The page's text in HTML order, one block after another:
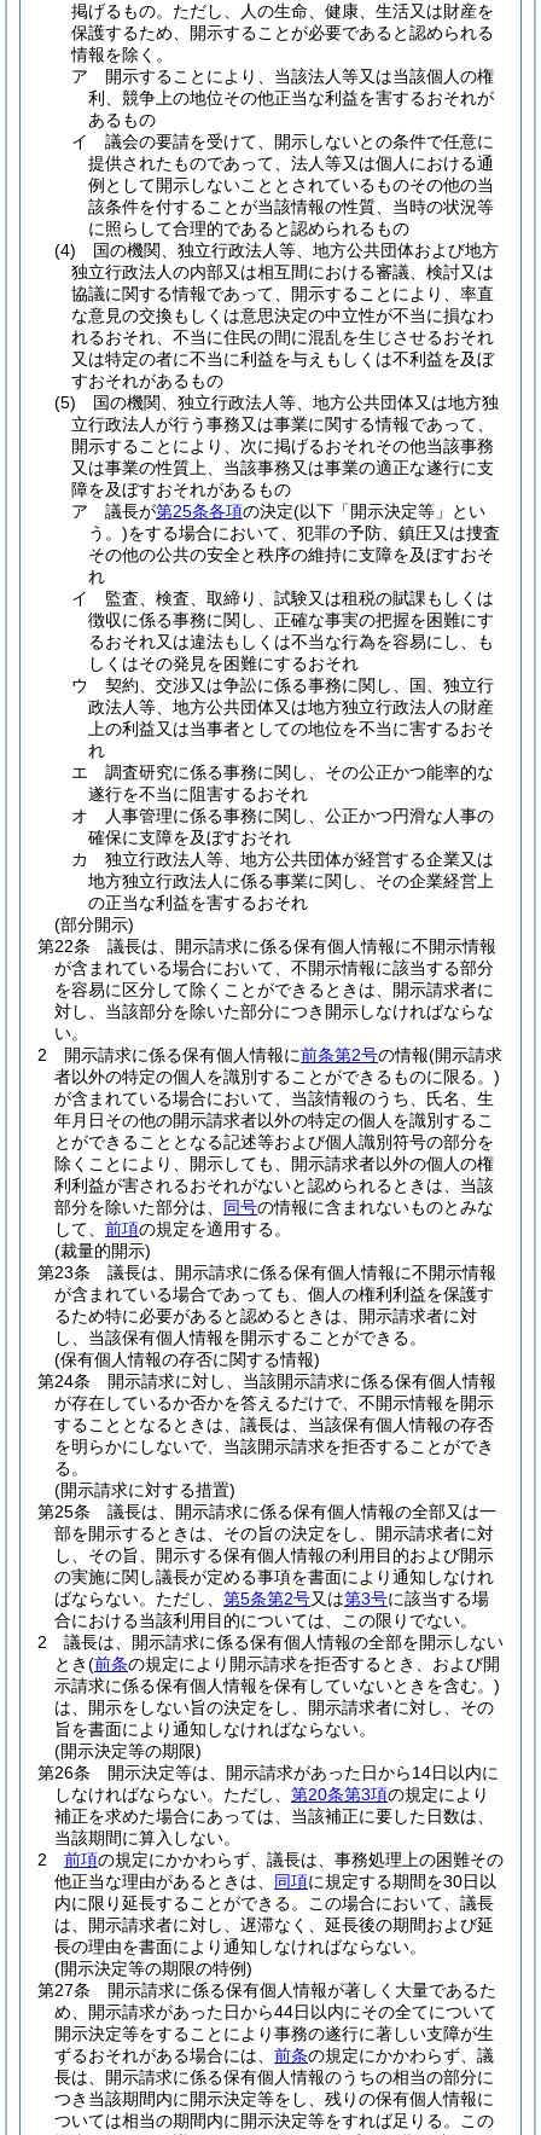
掲げるもの。 ただし、人の生命、健康、生活又は財産を
保護するため、開示することが必要であると認められる
情報を除く。
ア
開示することにより、当該法人等又は当該個人の権
利、競争上の地位その他正当な利益を害するおそれが
あるもの
イ
議会の要請を受けて、開示しないとの条件で任意に
提供されたものであって、法人等又は個人における通
例として開示しないこととされているものその他の当
該条件を付することが当該情報の性質、当時の状況等
に照らして合理的であると認められるもの
(4)
国の機関、独立行政法人等、地方公共団体および地方
独立行政法人の内部又は相互間における審議、検討又は
協議に関する情報であって、開示することにより、率直
な意見の交換もしくは意思決定の中立性が不当に損なわ
れるおそれ、不当に住民の間に混乱を生じさせるおそれ
又は特定の者に不当に利益を与えもしくは不利益を及ぼ
すおそれがあるもの
(5)
国の機関、独立行政法人等、地方公共団体又は地方独
立行政法人が行う事務又は事業に関する情報であって、
開示することにより、次に掲げるおそれその他当該事務
又は事業の性質上、当該事務又は事業の適正な遂行に支
障を及ぼすおそれがあるもの
ア
議長が第25条各項の決定(以下「開示決定等」とい
う。)をする場合において、犯罪の予防、鎮圧又は捜査
その他の公共の安全と秩序の維持に支障を及ぼすおそ
れ
イ
監査、検査、取締り、試験又は租税の賦課もしくは
徴収に係る事務に関し、正確な事実の把握を困難にす
るおそれ又は違法もしくは不当な行為を容易にし、も
しくはその発見を困難にするおそれ
ウ
契約、交渉又は争訟に係る事務に関し、国、独立行
政法人等、地方公共団体又は地方独立行政法人の財産
上の利益又は当事者としての地位を不当に害するおそ
れ
エ
調査研究に係る事務に関し、その公正かつ能率的な
遂行を不当に阻害するおそれ
オ
人事管理に係る事務に関し、公正かつ円滑な人事の
確保に支障を及ぼすおそれ
カ
独立行政法人等、地方公共団体が経営する企業又は
地方独立行政法人に係る事業に関し、その企業経営上
の正当な利益を害するおそれ
(部分開示)
第22条
議長は、開示請求に係る保有個人情報に不開示情報
が含まれている場合において、不開示情報に該当する部分
を容易に区分して除くことができるときは、開示請求者に
対し、当該部分を除いた部分につき開示しなければならな
い。
2
開示請求に係る保有個人情報に前条第2号の情報(開示請求
者以外の特定の個人を識別することができるものに限る。)
が含まれている場合において、当該情報のうち、氏名、生
年月日その他の開示請求者以外の特定の個人を識別するこ
とができることとなる記述等および個人識別符号の部分を
除くことにより、開示しても、開示請求者以外の個人の権
利利益が害されるおそれがないと認められるときは、当該
部分を除いた部分は、 同号の情報に含まれないものとみな
して、 前項の規定を適用する。
(裁量的開示)
第23条
議長は、開示請求に係る保有個人情報に不開示情報
が含まれている場合であっても、個人の権利利益を保護す
るため特に必要があると認めるときは、開示請求者に対
し、当該保有個人情報を開示することができる。
(保有個人情報の存否に関する情報)
第24条
開示請求に対し、当該開示請求に係る保有個人情報
が存在しているか否かを答えるだけで、不開示情報を開示
することとなるときは、議長は、当該保有個人情報の存否
を明らかにしないで、当該開示請求を拒否することができ
る。
(開示請求に対する措置)
第25条
議長は、開示請求に係る保有個人情報の全部又は一
部を開示するときは、その旨の決定をし、開示請求者に対
し、その旨、開示する保有個人情報の利用目的および開示
の実施に関し議長が定める事項を書面により通知しなけれ
ばならない。 ただし、 第5条第2号又は第3号に該当する場
合における当該利用目的については、この限りでない。
2
議長は、開示請求に係る保有個人情報の全部を開示しない
とき(前条の規定により開示請求を拒否するとき、および開
示請求に係る保有個人情報を保有していないときを含む。)
は、開示をしない旨の決定をし、開示請求者に対し、その
旨を書面により通知しなければならない。
(開示決定等の期限)
第26条
開示決定等は、開示請求があった日から14日以内に
しなければならない。 ただし、 第20条第3項の規定により
補正を求めた場合にあっては、当該補正に要した日数は、
当該期間に算入しない。
2
前項の規定にかかわらず、議長は、事務処理上の困難その
他正当な理由があるときは、 同項に規定する期間を30日以
内に限り延長することができる。
この場合において、議長
は、開示請求者に対し、遅滞なく、延長後の期間および延
長の理由を書面により通知しなければならない。
(開示決定等の期限の特例)
第27条
開示請求に係る保有個人情報が著しく大量であるた
め、開示請求があった日から44日以内にその全てについて
開示決定等をすることにより事務の遂行に著しい支障が生
ずるおそれがある場合には、 前条の規定にかかわらず、議
長は、開示請求に係る保有個人情報のうちの相当の部分に
つき当該期間内に開示決定等をし、残りの保有個人情報に
ついては相当の期間内に開示決定等をすれば足りる。
この